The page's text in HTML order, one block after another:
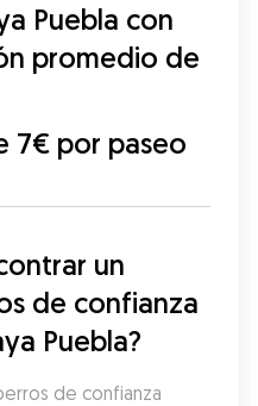
Puebla con
promedio de
7€ por paseo
un
de confianza
Puebla?
de confianza